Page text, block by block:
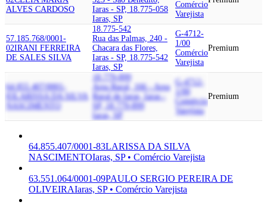
ALVES CARDOSO
Iaras - SP, 18.775-058
Iaras, SP
Comércio
Varejista
57.185.768/0001-
02IRANI FERREIRA
DE SALES SILVA
18.775-542
Rua das Palmas, 240 -
Chacara das Flores,
Iaras - SP, 18.775-542
Iaras, SP
G-4712-
1/00
Comércio
Varejista
Premium
64.855.407/0001-
LARISSA DA SILVA
NASCIMENTO
18.779-899
Area Rural, 166 - Area
Rural de Iaras, Iaras -
Iaras, SP
G-4712-
1/00
Comércio
Varejista
Premium
64.855.407/0001-83LARISSA DA SILVA
NASCIMENTOIaras, SP • Comércio Varejista
63.551.064/0001-09PAULO SERGIO PEREIRA DE
OLIVEIRAIaras, SP • Comércio Varejista